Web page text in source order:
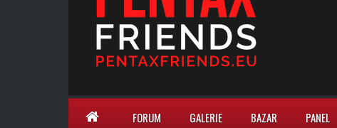
FORUM GALERIE BAZAR PANEL